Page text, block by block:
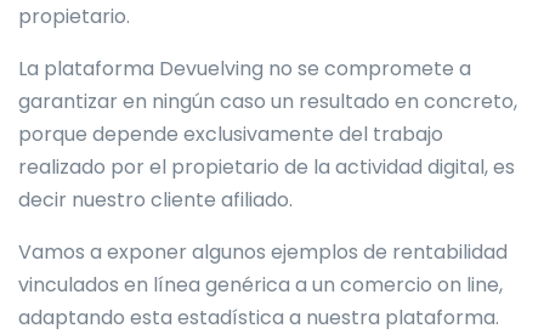
propietario.
La plataforma Devuelving no se compromete a
garantizar en ningún caso un resultado en concreto,
porque depende exclusivamente del trabajo
realizado por el propietario de la actividad digital, es
decir nuestro cliente afiliado.
Vamos a exponer algunos ejemplos de rentabilidad
vinculados en línea genérica a un comercio on line,
adaptando esta estadística a nuestra plataforma.